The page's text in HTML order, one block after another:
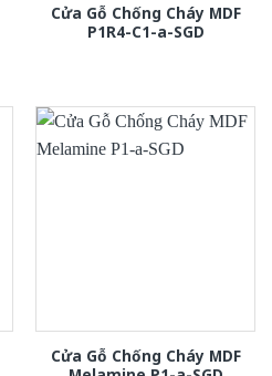
Cửa Gỗ Chống Cháy MDF
P1R4-C1-a-SGD
Cửa Gỗ Chống Cháy MDF